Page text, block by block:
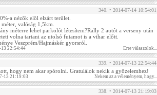
340. • 2014-07-14 10:54:01
a nézők elöl elzárt terület.
valóság 1,5km.
méterre lehet parkolót létesíteni?Rally 2 autót a verseny után
volna tartani az utolsó futamot is a vihar előtt.
Veszprém/Hajmáskér gyorsról.
13 22:54:44 Erre válaszolok...
339. • 2014-07-13 22:54:44
hogy nem akar spórolni. Gratulálok nekik a győzelemhez!
13 21:19:03 Nekem az a véleményem, hogy...
338. • 2014-07-13 21:19:03